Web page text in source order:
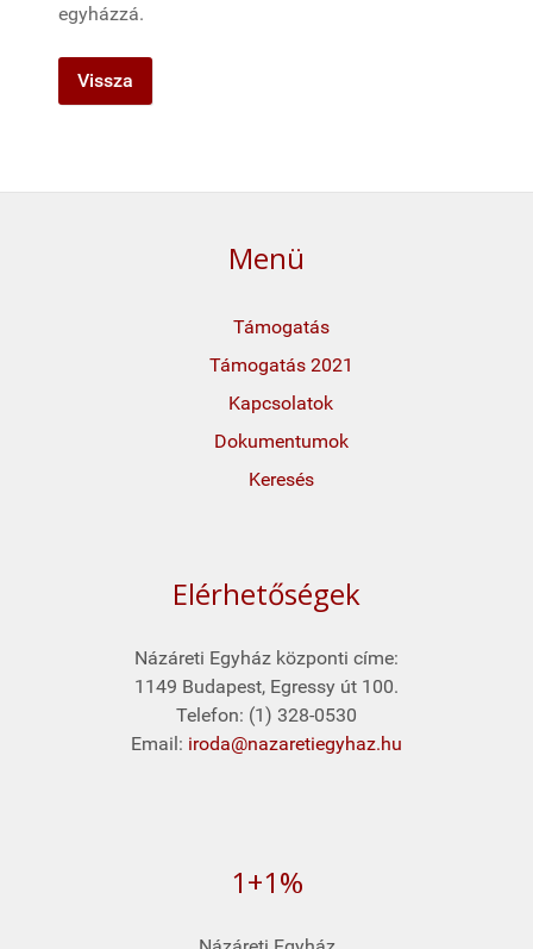
egyházzá.
Menü
Támogatás
Támogatás 2021
Kapcsolatok
Dokumentumok
Keresés
Elérhetőségek
Názáreti Egyház központi címe:
1149 Budapest, Egressy út 100.
Telefon: (1) 328-0530
Email: iroda@nazaretiegyhaz.hu
1+1%